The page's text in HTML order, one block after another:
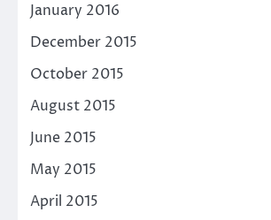
January 2016
December 2015
October 2015
August 2015
June 2015
May 2015
April 2015